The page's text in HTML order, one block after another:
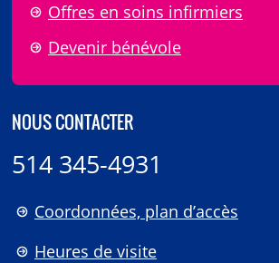
Offres en soins infirmiers
Devenir bénévole
NOUS CONTACTER
514 345-4931
Coordonnées, plan d’accès
Heures de visite